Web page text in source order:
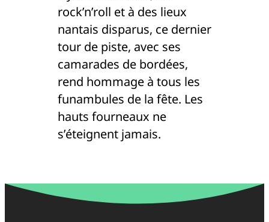
rock’n’roll et à des lieux
nantais disparus, ce dernier
tour de piste, avec ses
camarades de bordées,
rend hommage à tous les
funambules de la fête. Les
hauts fourneaux ne
s’éteignent jamais.